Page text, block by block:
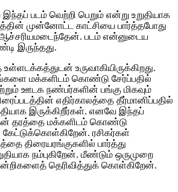
படம் வெற்றி பெறும் என்று உறுதியாக
முன்னோட்ட காட்சியை பார்த்தபோது
படம் என்னுடைய
இருந்தது.
உருவாகியிருக்கிறது.
மக்களிடம் கொண்டு சேர்ப்பதில்
ஊடக நண்பர்களின் பங்கு மிகவும்
எதிர்காலத்தை தீர்மானிப்பதில்
இருக்கிறீர்கள். எனவே இந்தப்
தரத்தை மக்களிடம் கொண்டு
கேட்டுக்கொள்கிறேன். ரசிகர்கள்
திரையரங்குகளில் பார்த்து
நம்புகிறேன். மீண்டும் ஒருமுறை
தெரிவித்துக் கொள்கிறேன்.